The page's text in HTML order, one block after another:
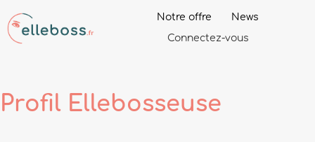
Notre offre
News
Connectez-vous
Profil Ellebosseuse